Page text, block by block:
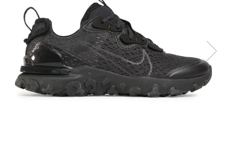
Pantofi sport femei
Slapi femei